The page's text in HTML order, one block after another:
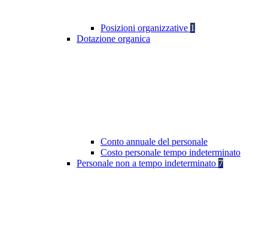
Posizioni organizzative 1
Dotazione organica
Conto annuale del personale
Costo personale tempo indeterminato
Personale non a tempo indeterminato 7